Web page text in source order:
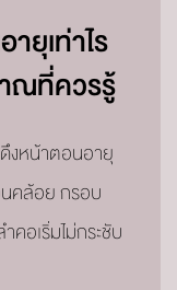
ยุเท่าไร
ณที่ควรรู้
งหน้าตอนอายุ
นคล้อย กรอบ
อเริ่มไม่กระชับ